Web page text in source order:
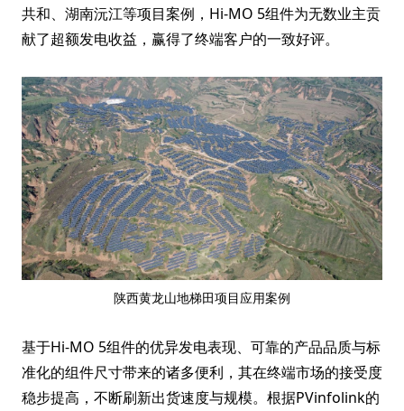
共和、湖南沅江等项目案例，Hi-MO 5组件为无数业主贡
献了超额发电收益，赢得了终端客户的一致好评。
陕西黄龙山地梯田项目应用案例
基于Hi-MO 5组件的优异发电表现、可靠的产品品质与标
准化的组件尺寸带来的诸多便利，其在终端市场的接受度
稳步提高，不断刷新出货速度与规模。根据PVinfolink的